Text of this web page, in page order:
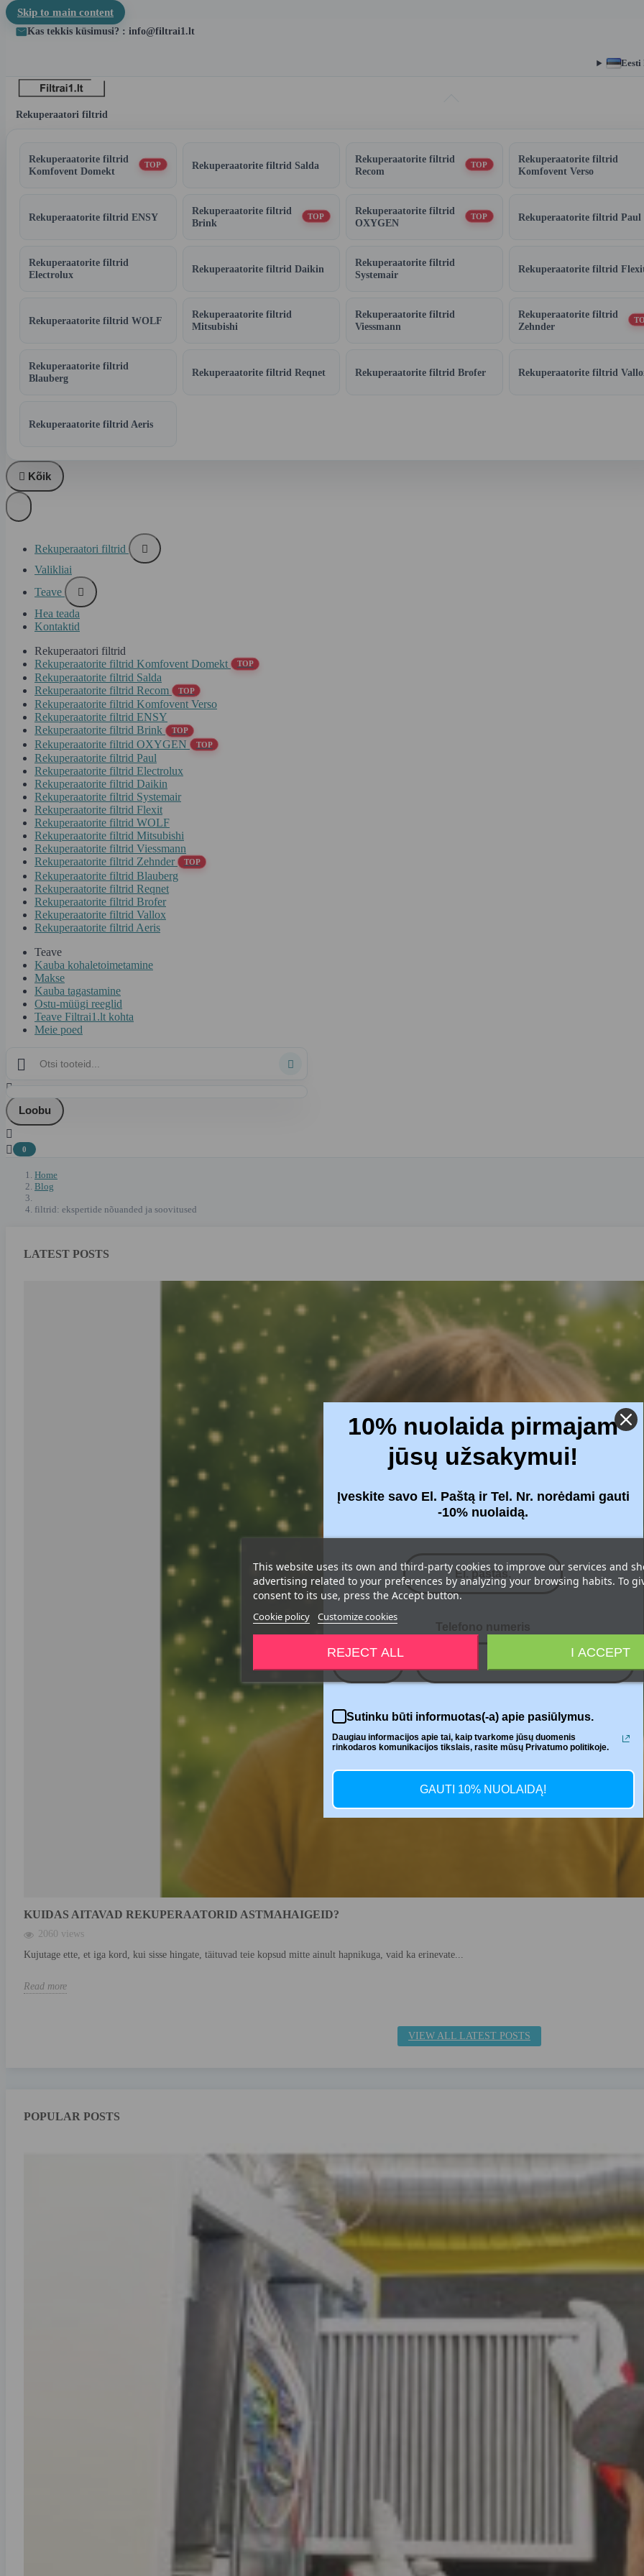
Skip to main content
Kas tekkis küsimusi? : info@filtrai1.lt
Eesti
Rekuperaatori filtrid
Rekuperaatorite filtrid
Komfovent Domekt
TOP Rekuperaatorite filtrid Salda
Rekuperaatorite filtrid
Recom
TOP
Rekuperaatorite filtrid
Komfovent Verso
Rekuperaatorite filtrid ENSY
Rekuperaatorite filtrid
Brink
TOP
Rekuperaatorite filtrid
OXYGEN
TOP Rekuperaatorite filtrid Paul
Rekuperaatorite filtrid
Electrolux
Rekuperaatorite filtrid Daikin
Rekuperaatorite filtrid
Systemair
Rekuperaatorite filtrid
Rekuperaatorite filtrid WOLF
Rekuperaatorite filtrid
Mitsubishi
Rekuperaatorite filtrid
Viessmann
Rekuperaatorite filtrid
Zehnder
Rekuperaatorite filtrid
Blauberg
Rekuperaatorite filtrid Reqnet Rekuperaatorite filtrid Brofer Rekuperaatorite filtrid
Rekuperaatorite filtrid Aeris
 Kõik
Rekuperaatori filtrid

Valikliai
Teave

Hea teada
Kontaktid
Rekuperaatori filtrid
Rekuperaatorite filtrid Komfovent Domekt
TOP
Rekuperaatorite filtrid Salda
Rekuperaatorite filtrid Recom
TOP
Rekuperaatorite filtrid Komfovent Verso
Rekuperaatorite filtrid ENSY
Rekuperaatorite filtrid Brink
TOP
Rekuperaatorite filtrid OXYGEN TOP
Rekuperaatorite filtrid Paul
Rekuperaatorite filtrid Electrolux
Rekuperaatorite filtrid Daikin
Rekuperaatorite filtrid Systemair
Rekuperaatorite filtrid Flexit
Rekuperaatorite filtrid WOLF
Rekuperaatorite filtrid Mitsubishi
Rekuperaatorite filtrid Viessmann
Rekuperaatorite filtrid Zehnder
TOP
Rekuperaatorite filtrid Blauberg
Rekuperaatorite filtrid Reqnet
Rekuperaatorite filtrid Brofer
Rekuperaatorite filtrid Vallox
Rekuperaatorite filtrid Aeris
Teave
Kauba kohaletoimetamine
Makse
Kauba tagastamine
Ostu-müügi reeglid
Teave Filtrai1.lt kohta
Meie poed



Loobu


0
Home
Blog
filtrid: ekspertide nõuanded ja soovitused
LATEST POSTS
KUIDAS AITAVAD REKUPERAATORID ASTMAHAIGEID?
2060 views
Kujutage ette, et iga kord, kui sisse hingate, täituvad teie kopsud mitte ainult hapnikuga, vaid ka erinevate...
Read more
VIEW ALL LATEST POSTS
POPULAR POSTS
This website uses its own and third-party cookies to improve our services and
advertising related to your preferences by analyzing your browsing habits. To
consent to its use, press the Accept button.
Cookie policy Customize cookies
REJECT ALL I ACCEPT
10% nuolaida pirmajam
jūsų užsakymui!
Įveskite savo El. Paštą ir Tel. Nr. norėdami gauti
-10% nuolaidą.
Telefono numeris
Sutinku būti informuotas(-a) apie pasiūlymus.
Daugiau informacijos apie tai, kaip tvarkome jūsų duomenis
rinkodaros komunikacijos tikslais, rasite mūsų Privatumo politikoje.
GAUTI 10% NUOLAIDĄ!